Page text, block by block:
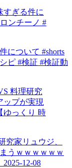
について #shorts
ピ #検証 #検証動
究家リュウジ、
うｗｗｗｗｗｗ
2025-12-08